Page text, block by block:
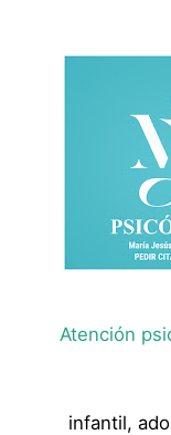
Atención
infantil,